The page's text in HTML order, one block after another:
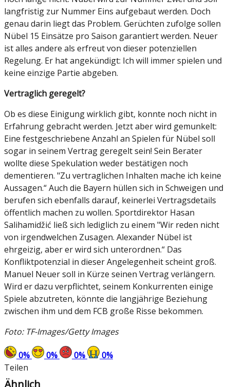
langfristig zur Nummer Eins aufgebaut werden. Doch
genau darin liegt das Problem. Gerüchten zufolge sollen
Nübel 15 Einsätze pro Saison garantiert werden. Neuer
ist alles andere als erfreut von dieser potenziellen
Regelung. Er hat angekündigt: Ich will immer spielen und
keine einzige Partie abgeben.
Vertraglich geregelt?
Ob es diese Einigung wirklich gibt, konnte noch nicht in
Erfahrung gebracht werden. Jetzt aber wird gemunkelt:
Eine festgeschriebene Anzahl an Spielen für Nübel soll
sogar in seinem Vertrag geregelt sein! Sein Berater
wollte diese Spekulation weder bestätigen noch
dementieren. "Zu vertraglichen Inhalten mache ich keine
Aussagen.“ Auch die Bayern hüllen sich in Schweigen und
berufen sich ebenfalls darauf, keinerlei Vertragsdetails
öffentlich machen zu wollen. Sportdirektor Hasan
Salihamidžić ließ sich lediglich zu einem "Wir reden nicht
von irgendwelchen Zusagen. Alexander Nübel ist
ehrgeizig, aber er wird sich unterordnen.“ Das
Konfliktpotenzial in dieser Angelegenheit scheint groß.
Manuel Neuer soll in Kürze seinen Vertrag verlängern.
Wird er dazu verpflichtet, seinem Konkurrenten einige
Spiele abzutreten, könnte die langjährige Beziehung
zwischen ihm und dem FCB große Risse bekommen.
Foto: TF-Images/Getty Images
0% 0% 0% 0%
Teilen